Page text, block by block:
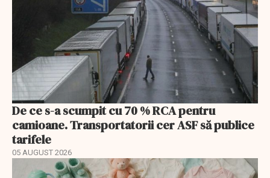
De ce s-a scumpit cu 70 % RCA pentru
camioane. Transportatorii cer ASF să publice
tarifele
05 AUGUST 2026